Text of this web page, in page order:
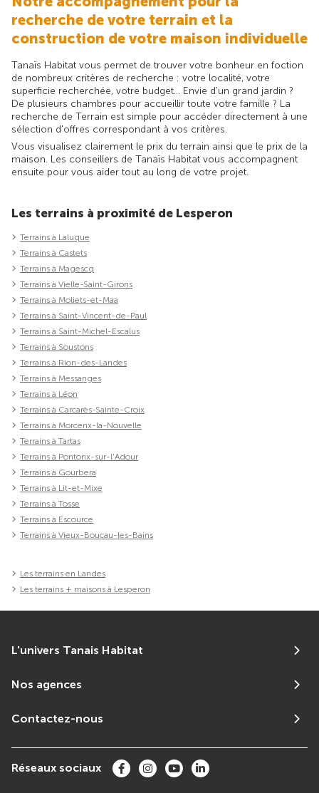
recherche de votre terrain et la
construction de votre maison individuelle
Tanaïs Habitat vous permet de trouver votre bonheur en foction
de nombreux critères de recherche : votre localité, votre
superficie recherchée, votre budget... Envie d'un grand jardin ?
De plusieurs chambres pour accueillir toute votre famille ? La
recherche de Terrain est simple pour accéder directement à une
sélection d'offres correspondant à vos critères.
Vous visualisez clairement le prix du terrain ainsi que le prix de la
maison. Les conseillers de Tanaïs Habitat vous accompagnent
ensuite pour vous aider tout au long de votre projet.
Les terrains à proximité de Lesperon
Terrains à Laluque
Terrains à Castets
Terrains à Magescq
Terrains à Vielle-Saint-Girons
Terrains à Moliets-et-Maa
Terrains à Saint-Vincent-de-Paul
Terrains à Saint-Michel-Escalus
Terrains à Soustons
Terrains à Rion-des-Landes
Terrains à Messanges
Terrains à Léon
Terrains à Carcarès-Sainte-Croix
Terrains à Morcenx-la-Nouvelle
Terrains à Tartas
Terrains à Pontonx-sur-l'Adour
Terrains à Gourbera
Terrains à Lit-et-Mixe
Terrains à Tosse
Terrains à Escource
Terrains à Vieux-Boucau-les-Bains
Les terrains en Landes
Les terrains + maisons à Lesperon
L'univers Tanais Habitat
Nos agences
Contactez-nous
Réseaux sociaux